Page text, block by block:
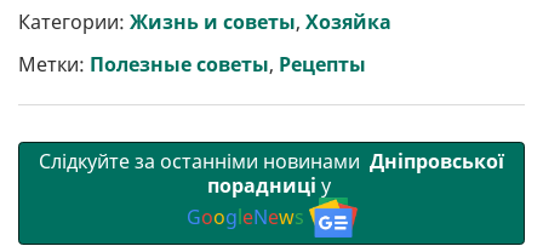
р
и
т
и
b
o
o
k
t
e
r
l g
r
a
m
s
A
p
p
r l
Категории: Жизнь и советы, Хозяйка
Метки: Полезные советы, Рецепты
Слідкуйте за останніми новинами Дніпровської
порадниці у
GoogleNews